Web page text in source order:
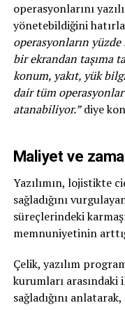
operasyonlarını
yönetebildiğini
operasyonların
bir ekrandan taşıma
konum, yakıt, yük
dair tüm
atanabiliyor.”diye
Maliyet ve
Yazılımın, lojistikte
sağladığını
süreçlerindeki
memnuniyetinin
Çelik, yazılım
kurumları arasındaki
sağladığını